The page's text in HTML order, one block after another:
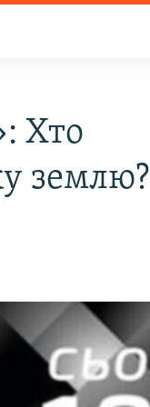
Хто
землю?